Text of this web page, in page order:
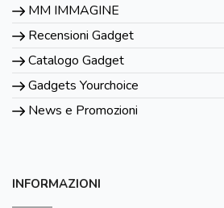
MM IMMAGINE
Recensioni Gadget
Catalogo Gadget
Gadgets Yourchoice
News e Promozioni
INFORMAZIONI